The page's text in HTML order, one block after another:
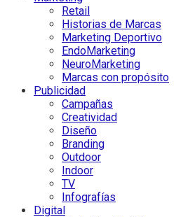
Retail
Historias de Marcas
Marketing Deportivo
EndoMarketing
NeuroMarketing
Marcas con propósito
Publicidad
Campañas
Creatividad
Diseño
Branding
Outdoor
Indoor
TV
Infografías
Digital